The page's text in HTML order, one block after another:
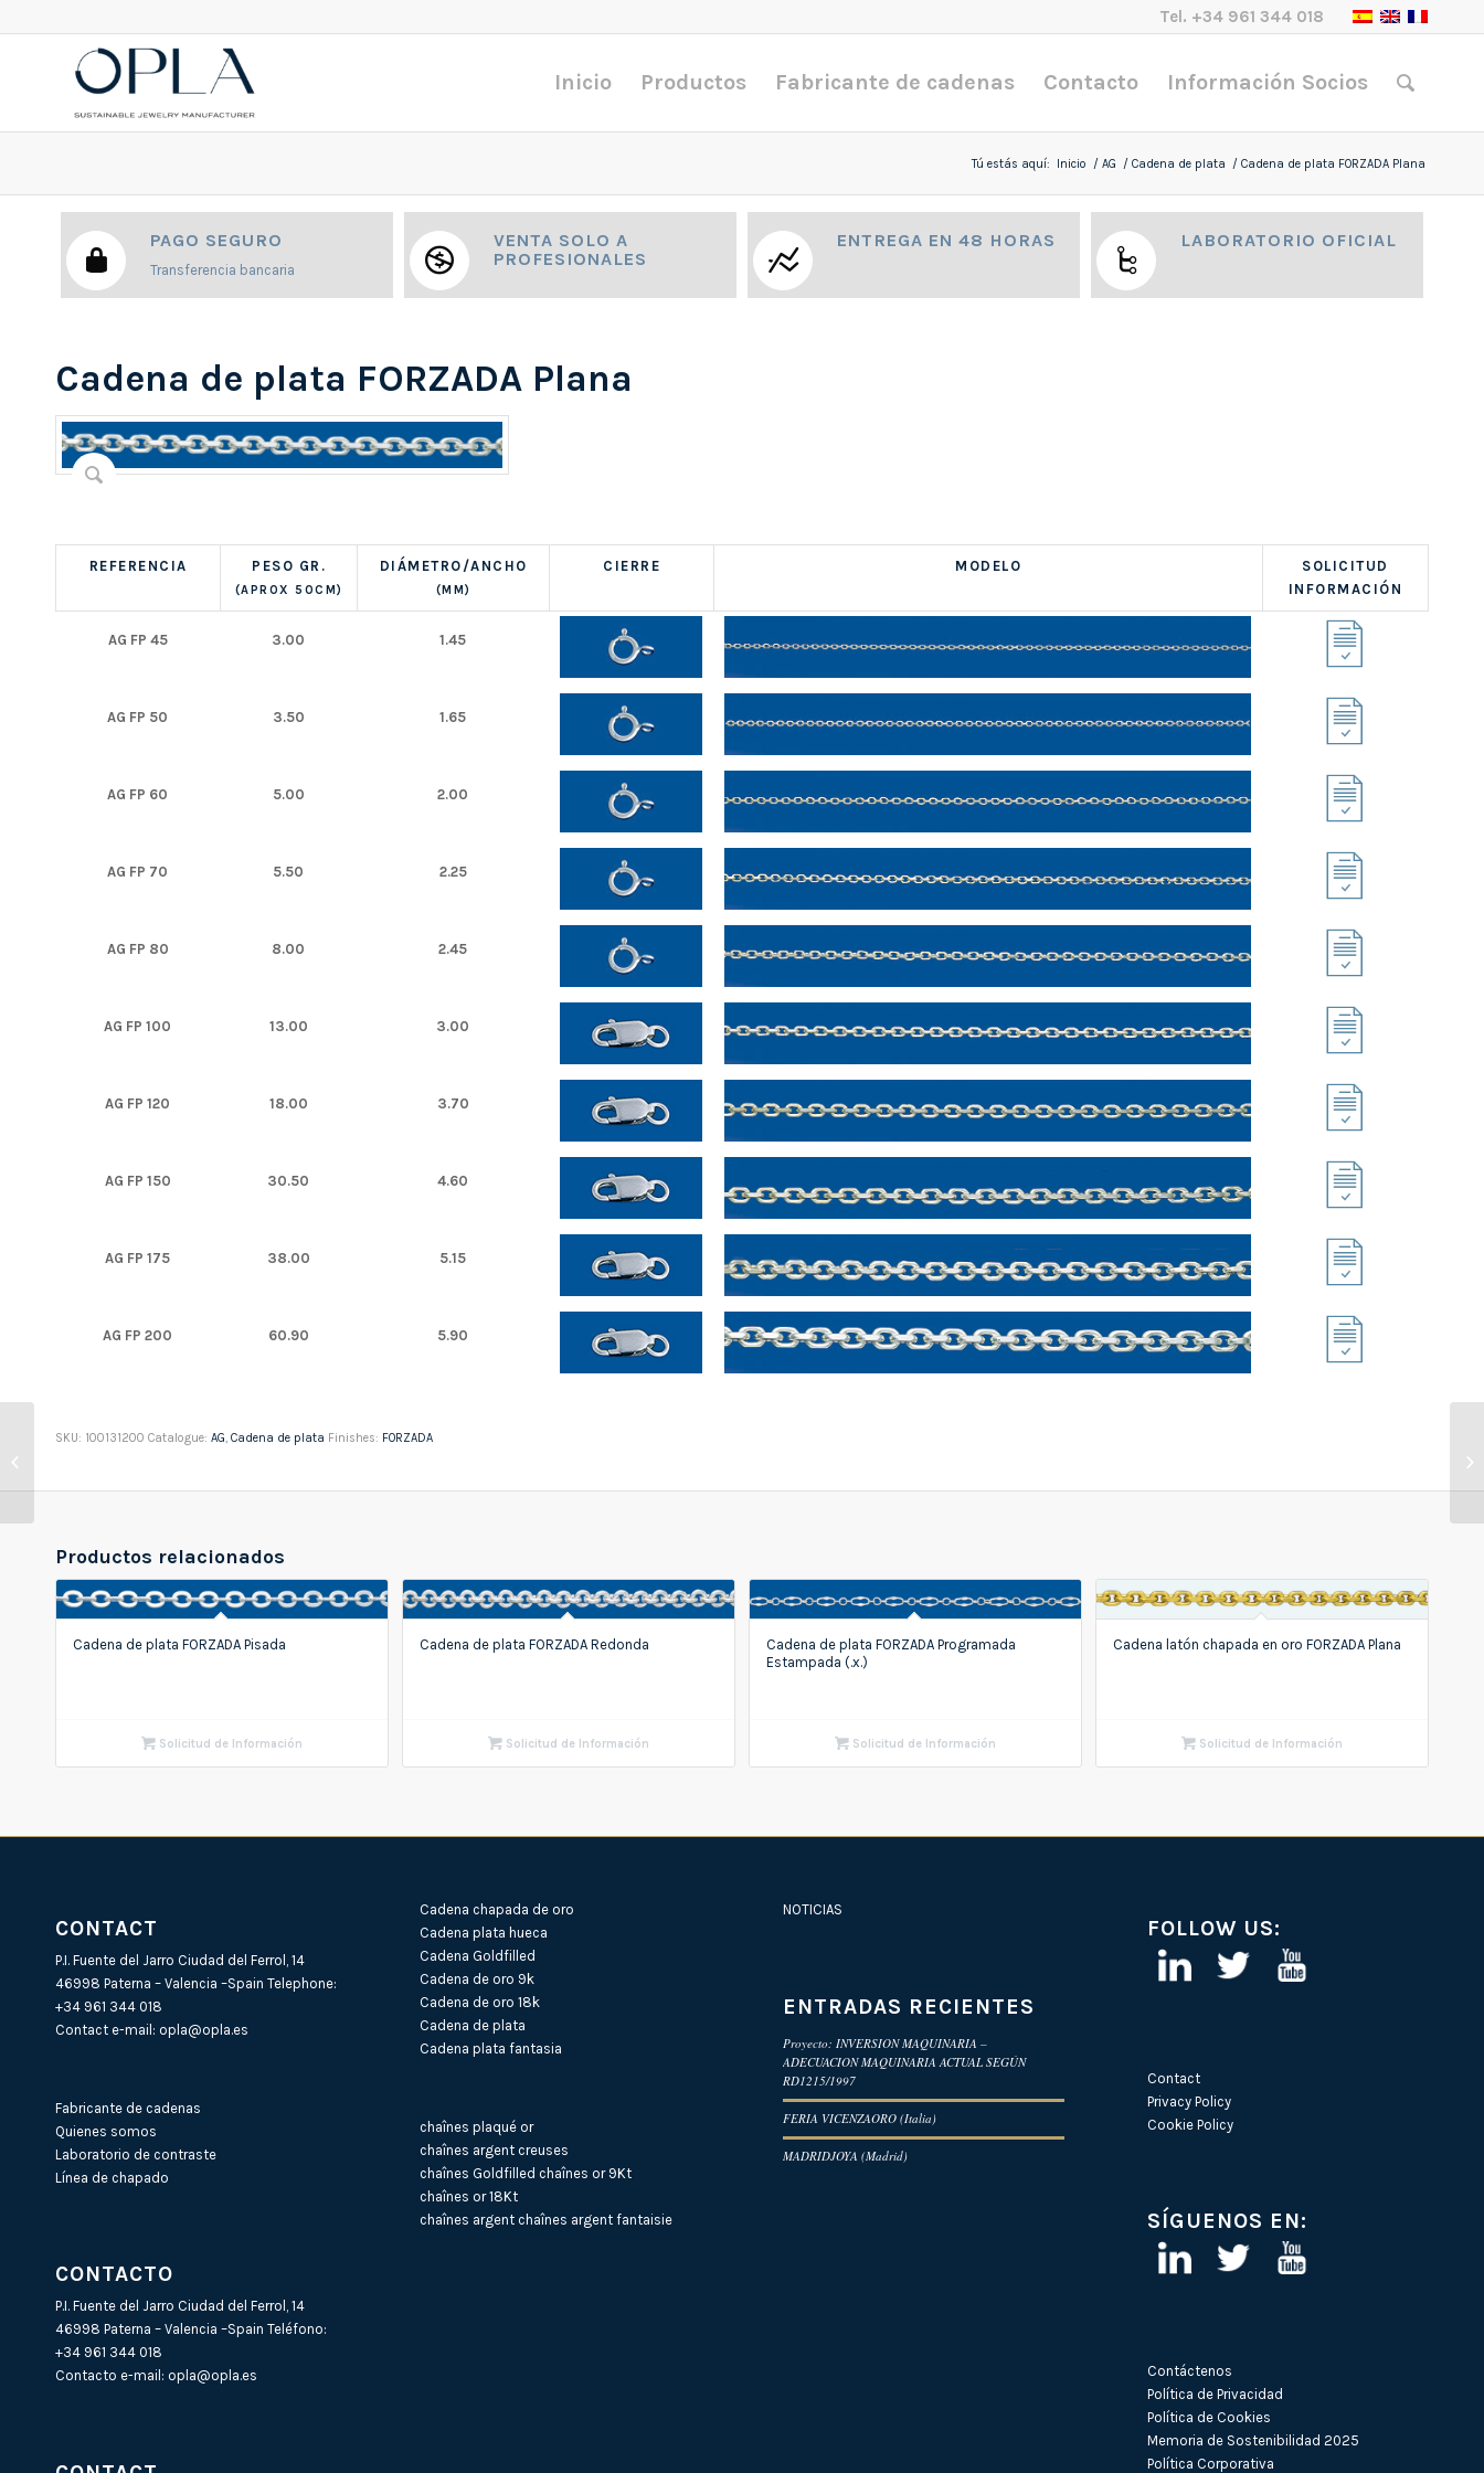
Tel. +34 961 344 018
Inicio Productos Fabricante de cadenas Contacto Información Socios
Tú estás aquí: Inicio / AG / Cadena de plata / Cadena de plata FORZADA Plana
PAGO SEGURO
Transferencia bancaria
VENTA SOLO A
PROFESIONALES
ENTREGA EN 48 HORAS LABORATORIO OFICIAL
Cadena de plata FORZADA Plana
REFERENCIA PESO GR.
(APROX 50CM)
DIÁMETRO/ANCHO
(MM)
CIERRE MODELO
SOLICITUD
INFORMACIÓN
AG FP 45 3.00 1.45
AG FP 50 3.50 1.65
AG FP 60 5.00 2.00
AG FP 70 5.50 2.25
AG FP 80 8.00 2.45
AG FP 100 13.00 3.00
AG FP 120 18.00 3.70
AG FP 150 30.50 4.60
AG FP 175 38.00 5.15
AG FP 200 60.90 5.90
SKU: 100131200 Catalogue: AG, Cadena de plata Finishes: FORZADA
Productos relacionados
Cadena de plata FORZADA Pisada
Solicitud de Información
Cadena de plata FORZADA Redonda
Solicitud de Información
Cadena de plata FORZADA Programada
Estampada (.x.)
Solicitud de Información
Cadena latón chapada en oro FORZADA Plana
Solicitud de Información
CONTACT
P.I. Fuente del Jarro Ciudad del Ferrol, 14
46998 Paterna – Valencia –Spain Telephone:
+34 961 344 018
Contact e-mail: opla@opla.es
Fabricante de cadenas
Quienes somos
Laboratorio de contraste
Línea de chapado
CONTACTO
P.I. Fuente del Jarro Ciudad del Ferrol, 14
46998 Paterna – Valencia –Spain Teléfono:
+34 961 344 018
Contacto e-mail: opla@opla.es
Cadena chapada de oro
Cadena plata hueca
Cadena Goldfilled
Cadena de oro 9k
Cadena de oro 18k
Cadena de plata
Cadena plata fantasia
chaînes plaqué or
chaînes argent creuses
chaînes Goldfilled chaînes or 9Kt
chaînes or 18Kt
chaînes argent chaînes argent fantaisie
NOTICIAS
ENTRADAS RECIENTES
Proyecto: INVERSION MAQUINARIA –
ADECUACION MAQUINARIA ACTUAL SEGÚN
RD1215/1997
FERIA VICENZAORO (Italia)
MADRIDJOYA (Madrid)
FOLLOW US:
Contact
Privacy Policy
Cookie Policy
SÍGUENOS EN:
Contáctenos
Política de Privacidad
Política de Cookies
Memoria de Sostenibilidad 2025
Política Corporativa